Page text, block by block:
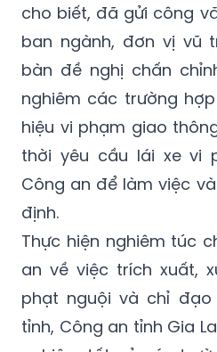
cho biết, đã gửi công
ban ngành, đơn vị vũ
bàn đề nghị chấn
nghiêm các trường
hiệu vi phạm giao
thời yêu cầu lái xe vi
Công an để làm việc
định.
Thực hiện nghiêm túc
an về việc trích xuất,
phạt nguội và chỉ đạo
tỉnh, Công an tỉnh Gia